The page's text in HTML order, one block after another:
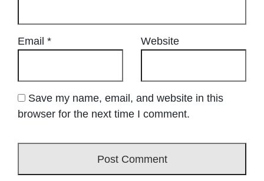
Email * Website
Save my name, email, and website in this
browser for the next time I comment.